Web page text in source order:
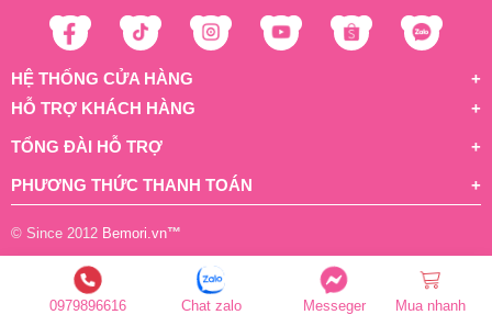
0979896616 Chat zalo Messeger Mua nhanh
HỆ THỐNG CỬA HÀNG
HỖ TRỢ KHÁCH HÀNG
TỔNG ĐÀI HỖ TRỢ
PHƯƠNG THỨC THANH TOÁN
© Since 2012 Bemori.vn™